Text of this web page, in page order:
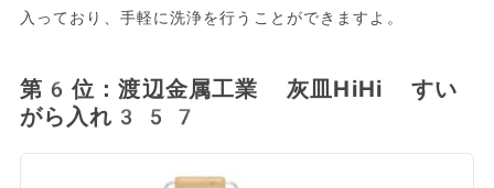
入っており、手軽に洗浄を行うことができますよ。
第6位：渡辺金属工業 灰皿HiHi すい
がら入れ357